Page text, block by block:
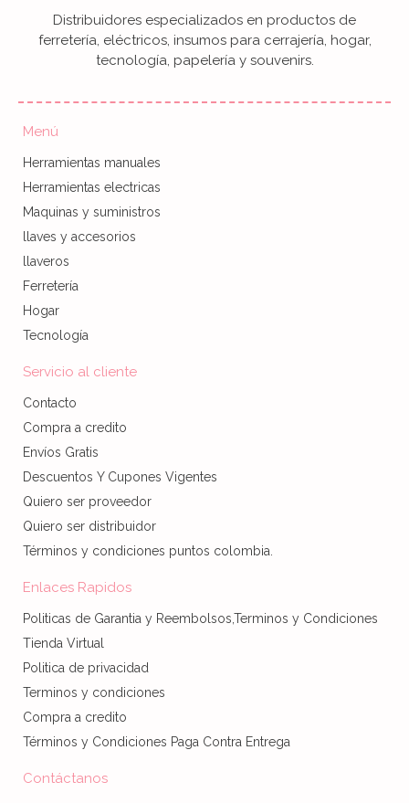
Distribuidores especializados en productos de
ferretería, eléctricos, insumos para cerrajería, hogar,
tecnología, papelería y souvenirs.
Menú
Herramientas manuales
Herramientas electricas
Maquinas y suministros
llaves y accesorios
llaveros
Ferretería
Hogar
Tecnología
Servicio al cliente
Contacto
Compra a credito
Envíos Gratis
Descuentos Y Cupones Vigentes
Quiero ser proveedor
Quiero ser distribuidor
Términos y condiciones puntos colombia.
Enlaces Rapidos
Politicas de Garantia y Reembolsos,Terminos y Condiciones
Tienda Virtual
Politica de privacidad
Terminos y condiciones
Compra a credito
Términos y Condiciones Paga Contra Entrega
Contáctanos